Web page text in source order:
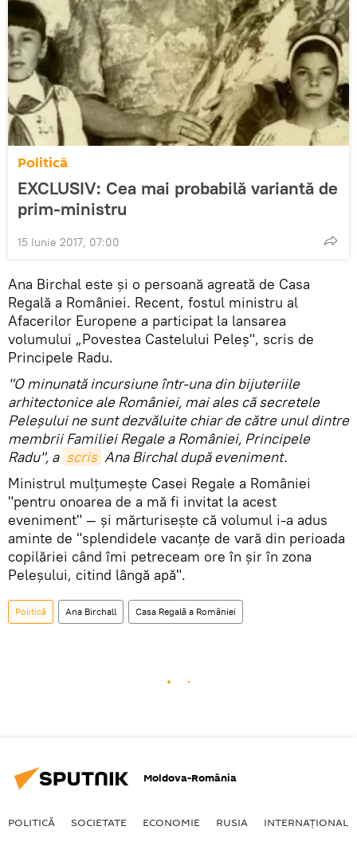
Politică
EXCLUSIV: Cea mai probabilă variantă de
prim-ministru
15 Iunie 2017, 07:00
Ana Birchal este și o persoană agreată de Casa
Regală a României. Recent, fostul ministru al
Afacerilor Europene a participat la lansarea
volumului „Povestea Castelului Peleş", scris de
Principele Radu.
"O minunată incursiune într-una din bijuteriile
arhitectonice ale României, mai ales că secretele
Peleşului ne sunt dezvăluite chiar de către unul dintre
membrii Familiei Regale a României, Principele
Radu", a scris Ana Birchal după eveniment.
Ministrul mulțumește Casei Regale a României
"pentru onoarea de a mă fi invitat la acest
eveniment" — și mărturisește că volumul i-a adus
aminte de "splendidele vacanţe de vară din perioada
copilăriei când îmi petreceam ore în şir în zona
Peleşului, citind lângă apă".
Politică Ana Birchall Casa Regală a României
Moldova-România
POLITICĂ SOCIETATE ECONOMIE RUSIA INTERNAŢIONAL